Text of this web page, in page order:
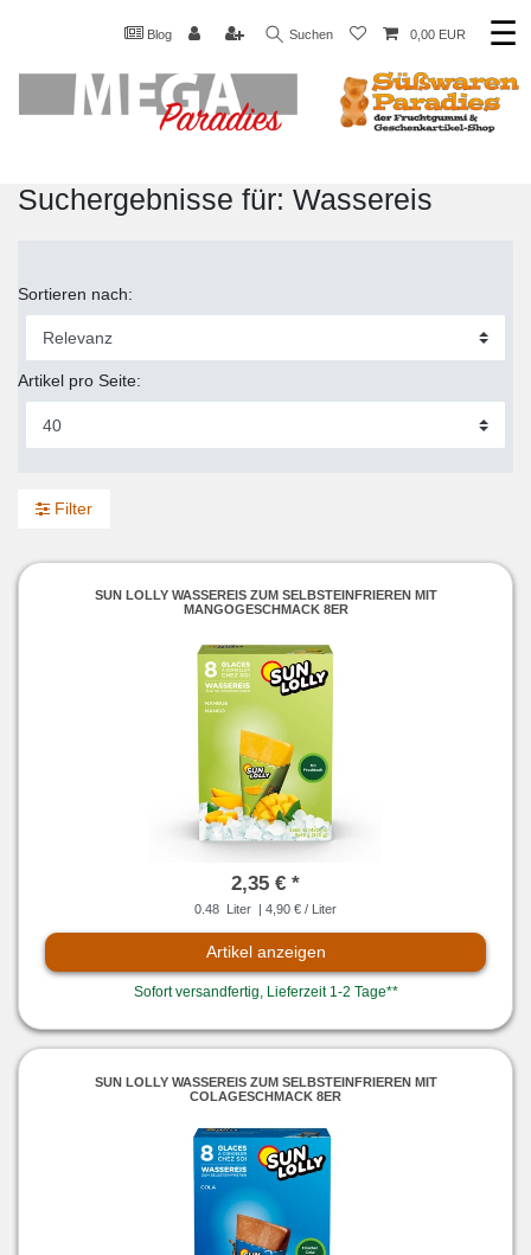
Blog Suchen 0,00 EUR ☰
Suchergebnisse für: Wassereis
Sortieren nach:
Artikel pro Seite:
Filter
SUN LOLLY WASSEREIS ZUM SELBSTEINFRIEREN MIT
MANGOGESCHMACK 8ER
2,35 € *
0.48 Liter | 4,90 € / Liter
Artikel anzeigen
Sofort versandfertig, Lieferzeit 1-2 Tage**
SUN LOLLY WASSEREIS ZUM SELBSTEINFRIEREN MIT
COLAGESCHMACK 8ER